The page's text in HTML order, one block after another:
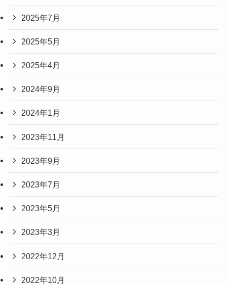
2025年7月
2025年5月
2025年4月
2024年9月
2024年1月
2023年11月
2023年9月
2023年7月
2023年5月
2023年3月
2022年12月
2022年10月